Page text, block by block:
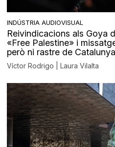
INDÚSTRIA AUDIOVISUAL
Reivindicacions als Goya
«Free Palestine» i
però ni rastre de Catalunya
Víctor Rodrigo | Laura Vilalta